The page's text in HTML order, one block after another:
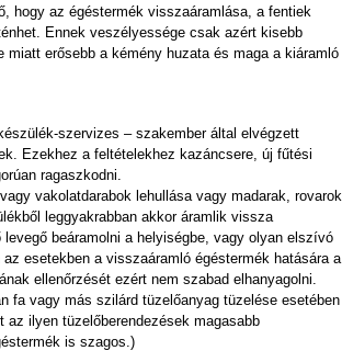
hogy az égéstermék visszaáramlása, a fentiek
Ennek veszélyessége csak azért kisebb
erősebb a kémény huzata és maga a kiáramló
szervizes – szakember által elvégzett
Ezekhez a feltételekhez kazáncsere, új fűtési
ragaszkodni.
vakolatdarabok lehullása vagy madarak, rovarok
leggyakrabban akkor áramlik vissza
beáramolni a helyiségbe, vagy olyan elszívó
esetekben a visszaáramló égéstermék hatására a
ellenőrzését ezért nem szabad elhanyagolni.
fa vagy más szilárd tüzelőanyag tüzelése esetében
ilyen tüzelőberendezések magasabb
is szagos.)